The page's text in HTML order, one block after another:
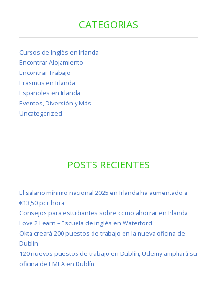
CATEGORIAS
Cursos de Inglés en Irlanda
Encontrar Alojamiento
Encontrar Trabajo
Erasmus en Irlanda
Españoles en Irlanda
Eventos, Diversión y Más
Uncategorized
POSTS RECIENTES
El salario mínimo nacional 2025 en Irlanda ha aumentado a
€13,50 por hora
Consejos para estudiantes sobre como ahorrar en Irlanda
Love 2 Learn – Escuela de inglés en Waterford
Okta creará 200 puestos de trabajo en la nueva oficina de
Dublín
120 nuevos puestos de trabajo en Dublín, Udemy ampliará su
oficina de EMEA en Dublín